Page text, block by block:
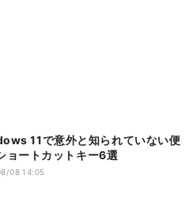
11で意外と知られていない便
ョートカットキー6選
08 14:05